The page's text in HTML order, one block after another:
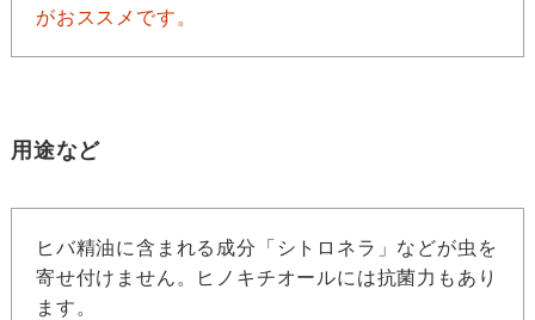
がおススメです。
用途など
ヒバ精油に含まれる成分「シトロネラ」などが虫を
寄せ付けません。ヒノキチオールには抗菌力もあり
ます。